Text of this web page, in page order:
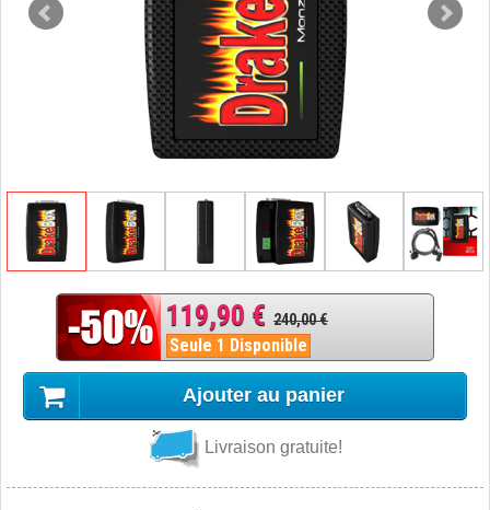
119,90 € 240,00 €
Seule 1 Disponible
Ajouter au panier
Livraison gratuite!